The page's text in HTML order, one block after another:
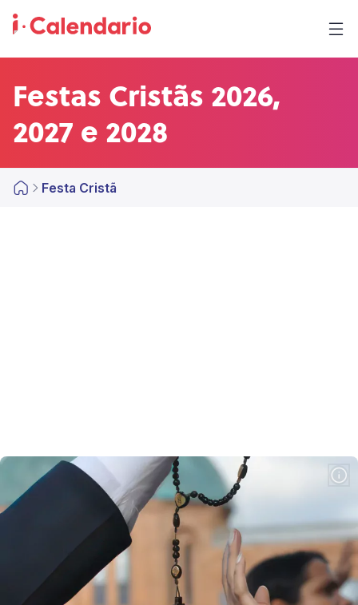
Festas Cristãs 2026,
2027 e 2028
Festa Cristã